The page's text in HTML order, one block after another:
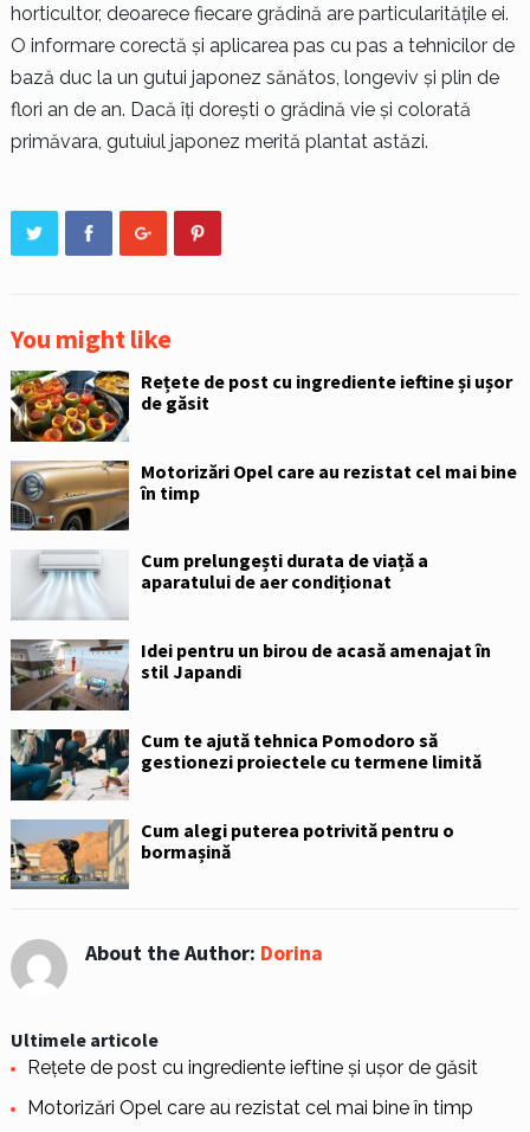
horticultor, deoarece fiecare grădină are particularitățile ei.
O informare corectă și aplicarea pas cu pas a tehnicilor de
bază duc la un gutui japonez sănătos, longeviv și plin de
flori an de an. Dacă îți dorești o grădină vie și colorată
primăvara, gutuiul japonez merită plantat astăzi.
You might like
Rețete de post cu ingrediente ieftine și ușor
de găsit
Motorizări Opel care au rezistat cel mai bine
în timp
Cum prelungești durata de viață a
aparatului de aer condiționat
Idei pentru un birou de acasă amenajat în
stil Japandi
Cum te ajută tehnica Pomodoro să
gestionezi proiectele cu termene limită
Cum alegi puterea potrivită pentru o
bormașină
About the Author: Dorina
Ultimele articole
Rețete de post cu ingrediente ieftine și ușor de găsit
Motorizări Opel care au rezistat cel mai bine în timp